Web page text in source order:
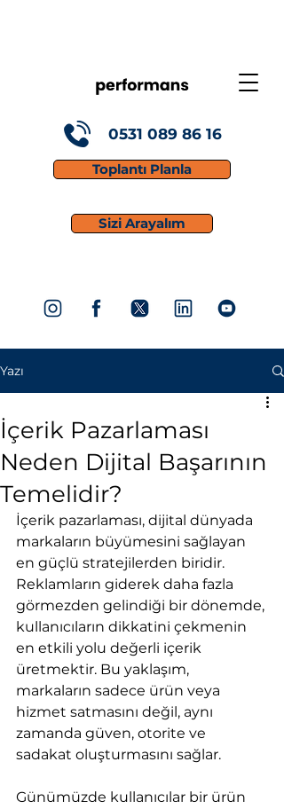
Toplantı Planla
Sizi Arayalım
0531 089 86 16
Yazı
İçerik Pazarlaması
Neden Dijital Başarının
Temelidir?
İçerik pazarlaması, dijital dünyada
markaların büyümesini sağlayan
en güçlü stratejilerden biridir.
Reklamların giderek daha fazla
görmezden gelindiği bir dönemde,
kullanıcıların dikkatini çekmenin
en etkili yolu değerli içerik
üretmektir. Bu yaklaşım,
markaların sadece ürün veya
hizmet satmasını değil, aynı
zamanda güven, otorite ve
sadakat oluşturmasını sağlar.
Günümüzde kullanıcılar bir ürün